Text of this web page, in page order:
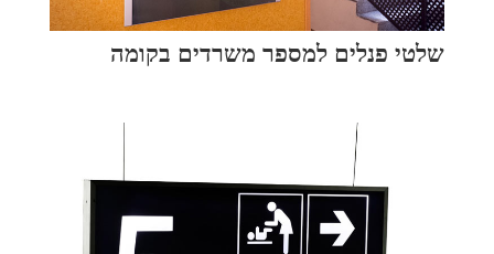
שלטי פנלים למספר משרדים בקומה